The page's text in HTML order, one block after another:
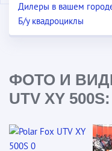
Дилеры в вашем
Б/у квадроциклы
ФОТО И
UTV XY 500S: